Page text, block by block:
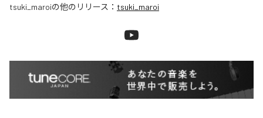
tsuki_maroiの他のリリース： tsuki_maroi